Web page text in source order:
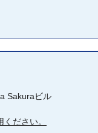
Sakuraビル
ださい。